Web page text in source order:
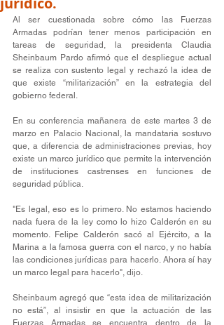
Al ser cuestionada sobre cómo las Fuerzas
Armadas podrían tener menos participación en
tareas de seguridad, la presidenta Claudia
Sheinbaum Pardo afirmó que el despliegue actual
se realiza con sustento legal y rechazó la idea de
que existe “militarización” en la estrategia del
gobierno federal.
En su conferencia mañanera de este martes 3 de
marzo en Palacio Nacional, la mandataria sostuvo
que, a diferencia de administraciones previas, hoy
existe un marco jurídico que permite la intervención
de instituciones castrenses en funciones de
seguridad pública.
"Es legal, eso es lo primero. No estamos haciendo
nada fuera de la ley como lo hizo Calderón en su
momento. Felipe Calderón sacó al Ejército, a la
Marina a la famosa guerra con el narco, y no había
las condiciones jurídicas para hacerlo. Ahora sí hay
un marco legal para hacerlo", dijo.
Sheinbaum agregó que “esta idea de militarización
no está”, al insistir en que la actuación de las
Fuerzas Armadas se encuentra dentro de la